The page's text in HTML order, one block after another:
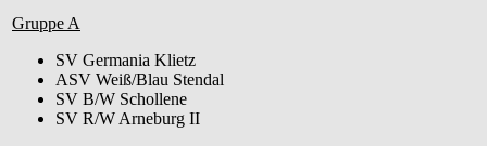
Gruppe A
SV Germania Klietz
ASV Weiß/Blau Stendal
SV B/W Schollene
SV R/W Arneburg II